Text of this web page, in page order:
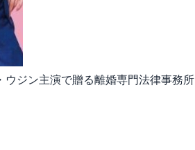
ウジン主演で贈る離婚専門法律事務所